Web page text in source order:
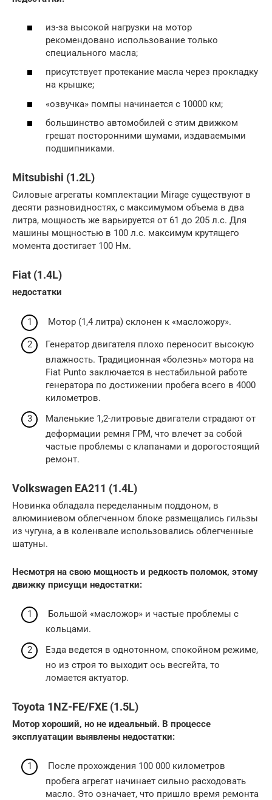
из-за высокой нагрузки на мотор
рекомендовано использование только
специального масла;
присутствует протекание масла через прокладку
на крышке;
«озвучка» помпы начинается с 10000 км;
большинство автомобилей с этим движком
грешат посторонними шумами, издаваемыми
подшипниками.
Mitsubishi (1.2L)
Силовые агрегаты комплектации Mirage существуют в
десяти разновидностях, с максимумом объема в два
литра, мощность же варьируется от 61 до 205 л.с. Для
машины мощностью в 100 л.с. максимум крутящего
момента достигает 100 Нм.
Fiat (1.4L)
недостатки
Мотор (1,4 литра) склонен к «масложору».
Генератор двигателя плохо переносит высокую
влажность. Традиционная «болезнь» мотора на
Fiat Punto заключается в нестабильной работе
генератора по достижении пробега всего в 4000
километров.
Маленькие 1,2-литровые двигатели страдают от
деформации ремня ГРМ, что влечет за собой
частые проблемы с клапанами и дорогостоящий
ремонт.
Volkswagen EA211 (1.4L)
Новинка обладала переделанным поддоном, в
алюминиевом облегченном блоке размещались гильзы
из чугуна, а в коленвале использовались облегченные
шатуны.
Несмотря на свою мощность и редкость поломок, этому
движку присущи недостатки:
Большой «масложор» и частые проблемы с
кольцами.
Езда ведется в однотонном, спокойном режиме,
но из строя то выходит ось весгейта, то
ломается актуатор.
Toyota 1NZ-FE/FXE (1.5L)
Мотор хороший, но не идеальный. В процессе
эксплуатации выявлены недостатки:
После прохождения 100 000 километров
пробега агрегат начинает сильно расходовать
масло. Это означает, что пришло время ремонта